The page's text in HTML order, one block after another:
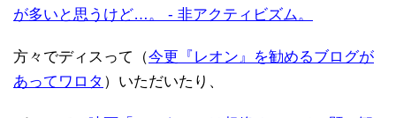
が多いと思うけど…。 - 非アクティビズム。
方々でディスって（今更『レオン』を勧めるブログが
あってワロタ ）いただいたり、